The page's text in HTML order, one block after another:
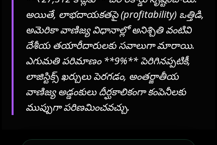
అయితే, లాభదాయకతపై (profitability) ఒత్తిడి,
అమెరికా వాణిజ్య విధానాల్లో అనిశ్చితి వంటివి
దేశీయ తయారీదారులకు సవాలుగా మారాయి.
ఎగుమతి పరిమాణం **9%** పెరిగినప్పటికీ,
లాజిస్టిక్స్ ఖర్చులు పెరగడం, అంతర్జాతీయ
వాణిజ్య అడ్డంకులు దీర్ఘకాలికంగా కంపెనీలకు
ముప్పుగా పరిణమించవచ్చు.